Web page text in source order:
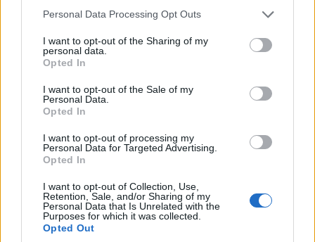
Personal Data Processing Opt Outs
I want to opt-out of the Sharing of my
personal data.
Opted In
I want to opt-out of the Sale of my
Personal Data.
Opted In
I want to opt-out of processing my
Personal Data for Targeted Advertising.
Opted In
I want to opt-out of Collection, Use,
Retention, Sale, and/or Sharing of my
Personal Data that Is Unrelated with the
Purposes for which it was collected.
Opted Out
ogni riforma di un organo di controllo dovrebbe
l’indipendenza e la percezione di indipendenza,
perché l’autorevolezza di chi controlla dipende
anche dalla distanza che mantiene da chi è
chiamato a controllare.
Sarebbe infatti un errore raccontare questa
riforma come una partita con due squadre
Palazzo Chigi da una parte e la Corte dei conti
dall’altra. La questione riguarda qualcosa di assai
meno spettacolare, ma molto più importante: